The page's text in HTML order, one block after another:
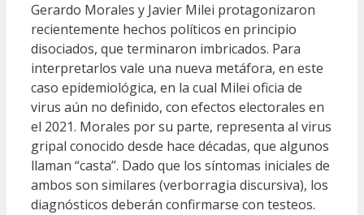
Gerardo Morales y Javier Milei protagonizaron
recientemente hechos políticos en principio
disociados, que terminaron imbricados. Para
interpretarlos vale una nueva metáfora, en este
caso epidemiológica, en la cual Milei oficia de
virus aún no definido, con efectos electorales en
el 2021. Morales por su parte, representa al virus
gripal conocido desde hace décadas, que algunos
llaman “casta”. Dado que los síntomas iniciales de
ambos son similares (verborragia discursiva), los
diagnósticos deberán confirmarse con testeos.